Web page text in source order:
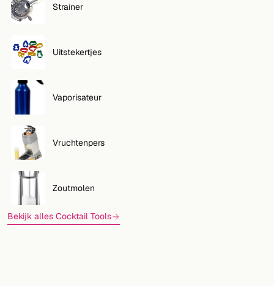
Strainer
Uitstekertjes
Vaporisateur
Vruchtenpers
Zoutmolen
Bekijk alles Cocktail Tools